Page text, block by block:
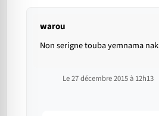
warou
Non serigne touba yemnama nak
Le 27 décembre 2015 à 12h13